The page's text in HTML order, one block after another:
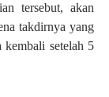
tersebut, akan
takdirnya yang
kembali setelah 5